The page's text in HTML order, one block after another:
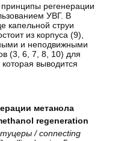
регенерации
УВГ. В
капельной струи
из корпуса (9),
и неподвижными
(3, 6, 7, 8, 10) для
выводится
метанола
regeneration
/ connecting